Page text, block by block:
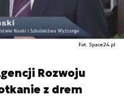
Fot. Space24.pl
Rozwoju
z drem